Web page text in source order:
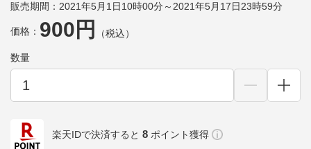
販売期間：2021年5月1日10時00分～2021年5月17日23時59分
価格： 900円 （税込）
数量
楽天IDで決済すると 8 ポイント獲得